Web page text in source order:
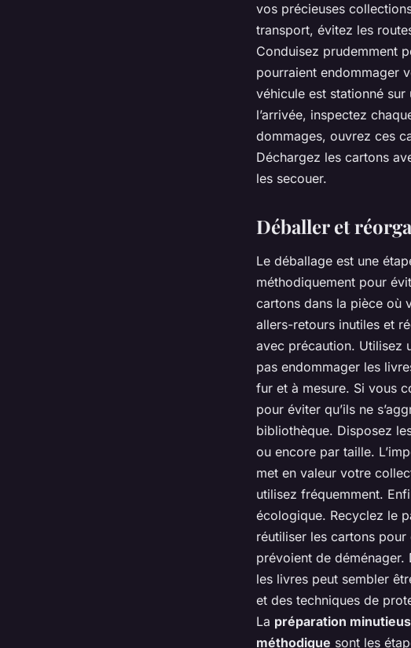
vos précieuses
transport, évitez les
Conduisez prudemment
pourraient endommager
véhicule est stationné
l’arrivée, inspectez
dommages, ouvrez ces
Déchargez les cartons
les secouer.
Déballer et
Le déballage est une
méthodiquement pour
cartons dans la pièce où
allers-retours inutiles et
avec précaution. Utilisez
pas endommager les
fur et à mesure. Si vous
pour éviter qu’ils ne
bibliothèque. Disposez
ou encore par taille.
met en valeur votre
utilisez fréquemment.
écologique. Recyclez le
réutiliser les cartons pour
prévoient de déménager.
les livres peut sembler
et des techniques de
La préparation
méthodique sont les